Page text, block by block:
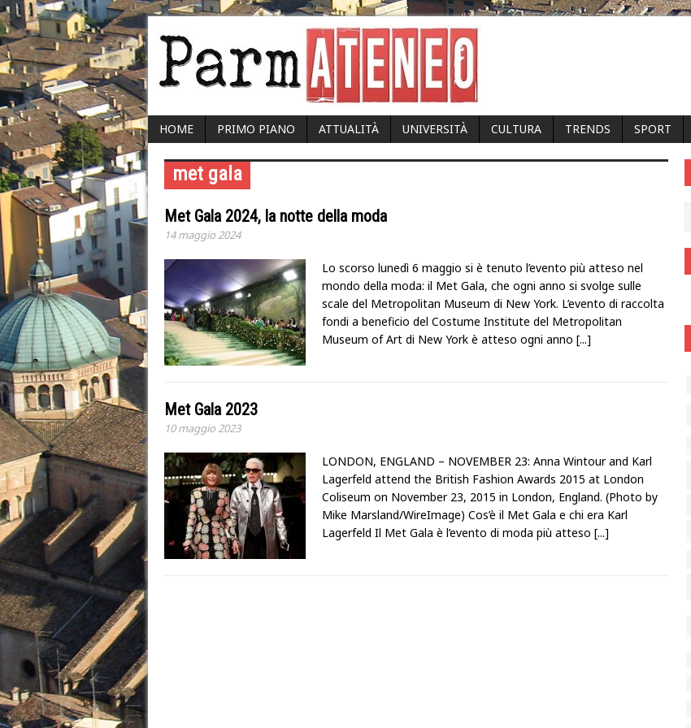
HOME PRIMO PIANO ATTUALITÀ UNIVERSITÀ CULTURA TRENDS SPORT
met gala
Met Gala 2024, la notte della moda
14 maggio 2024
Lo scorso lunedì 6 maggio si è tenuto l’evento più atteso nel
mondo della moda: il Met Gala, che ogni anno si svolge sulle
scale del Metropolitan Museum di New York. L’evento di raccolta
fondi a beneficio del Costume Institute del Metropolitan
Museum of Art di New York è atteso ogni anno [...]
Met Gala 2023
10 maggio 2023
LONDON, ENGLAND – NOVEMBER 23: Anna Wintour and Karl
Lagerfeld attend the British Fashion Awards 2015 at London
Coliseum on November 23, 2015 in London, England. (Photo by
Mike Marsland/WireImage) Cos’è il Met Gala e chi era Karl
Lagerfeld Il Met Gala è l’evento di moda più atteso [...]